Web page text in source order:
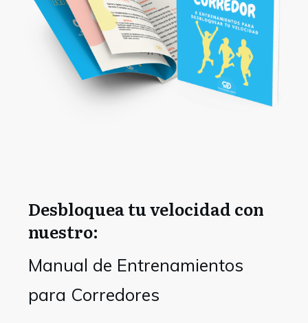
Desbloquea tu velocidad con
nuestro:
Manual de Entrenamientos
para Corredores